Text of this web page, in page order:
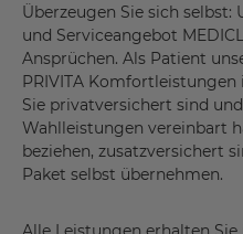
Überzeugen Sie sich
und Serviceangebot
Ansprüchen. Als Patient
PRIVITA
Sie privatversichert sind
Wahlleistungen vereinbart
beziehen, zusatzversichert
Paket selbst übernehmen.